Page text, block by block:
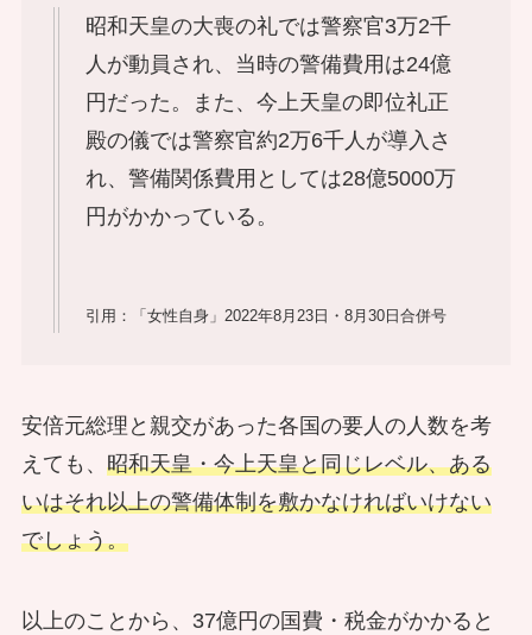
昭和天皇の大喪の礼では警察官3万2千
人が動員され、当時の警備費用は24億
円だった。また、今上天皇の即位礼正
殿の儀では警察官約2万6千人が導入さ
れ、警備関係費用としては28億5000万
円がかかっている。
引用：「女性自身」2022年8月23日・8月30日合併号
安倍元総理と親交があった各国の要人の人数を考
えても、 昭和天皇・今上天皇と同じレベル、ある
いはそれ以上の警備体制を敷かなければいけない
でしょう。
以上のことから、37億円の国費・税金がかかると